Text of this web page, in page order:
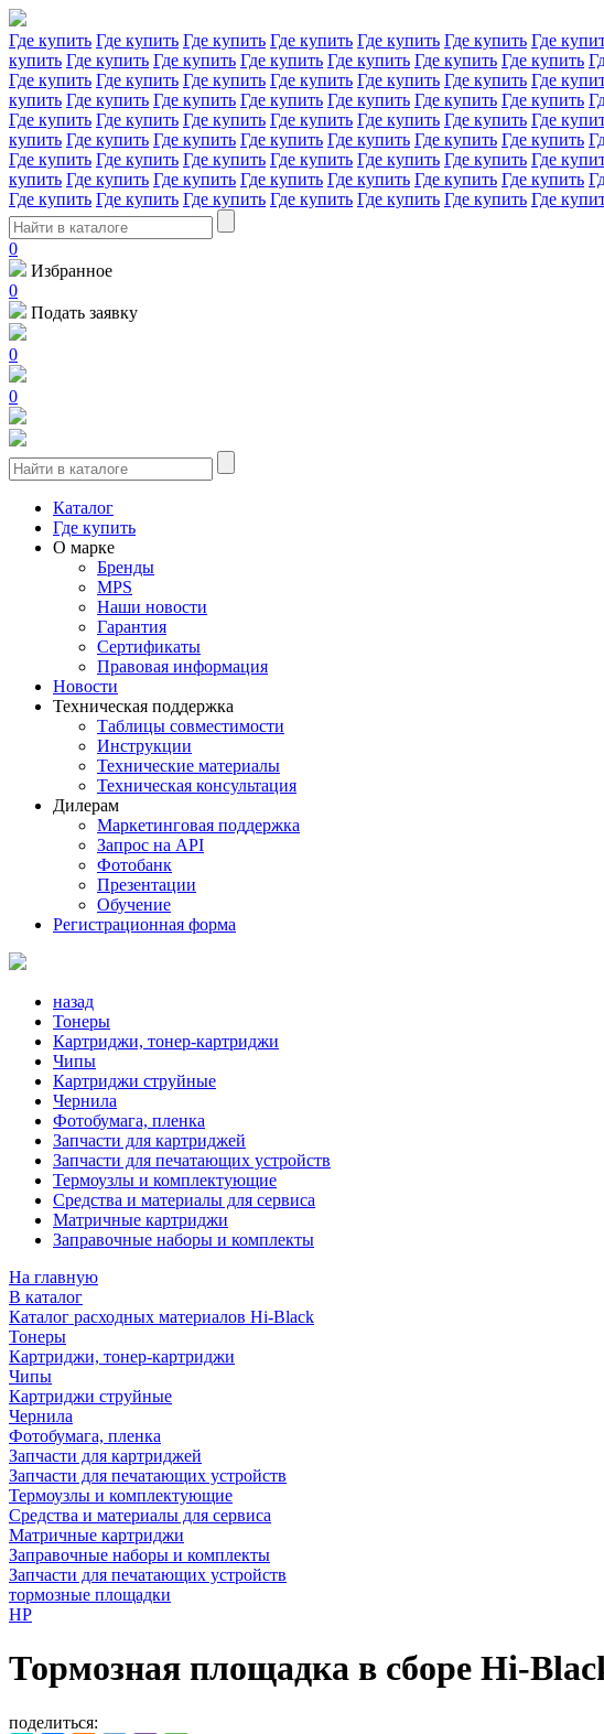
Где купить Где купить Где купить Где купить Где купить Где купить Где
купить Где купить Где купить Где купить Где купить Где купить Где купить
Где купить Где купить Где купить Где купить Где купить Где купить Где
купить Где купить Где купить Где купить Где купить Где купить Где купить
Где купить Где купить Где купить Где купить Где купить Где купить Где
купить Где купить Где купить Где купить Где купить Где купить Где купить
Где купить Где купить Где купить Где купить Где купить Где купить Где
купить Где купить Где купить Где купить Где купить Где купить Где купить
Где купить Где купить Где купить Где купить Где купить Где купить Где
0
Избранное
0
Подать заявку
0
0
Каталог
Где купить
О марке
Бренды
MPS
Наши новости
Гарантия
Сертификаты
Правовая информация
Новости
Техническая поддержка
Таблицы совместимости
Инструкции
Технические материалы
Техническая консультация
Дилерам
Маркетинговая поддержка
Запрос на API
Фотобанк
Презентации
Обучение
Регистрационная форма
назад
Тонеры
Картриджи, тонер-картриджи
Чипы
Картриджи струйные
Чернила
Фотобумага, пленка
Запчасти для картриджей
Запчасти для печатающих устройств
Термоузлы и комплектующие
Средства и материалы для сервиса
Матричные картриджи
Заправочные наборы и комплекты
На главную
В каталог
Каталог расходных материалов Hi-Black
Тонеры
Картриджи, тонер-картриджи
Чипы
Картриджи струйные
Чернила
Фотобумага, пленка
Запчасти для картриджей
Запчасти для печатающих устройств
Термоузлы и комплектующие
Средства и материалы для сервиса
Матричные картриджи
Заправочные наборы и комплекты
Запчасти для печатающих устройств
тормозные площадки
HP
Тормозная площадка в сборе Hi-
поделиться: